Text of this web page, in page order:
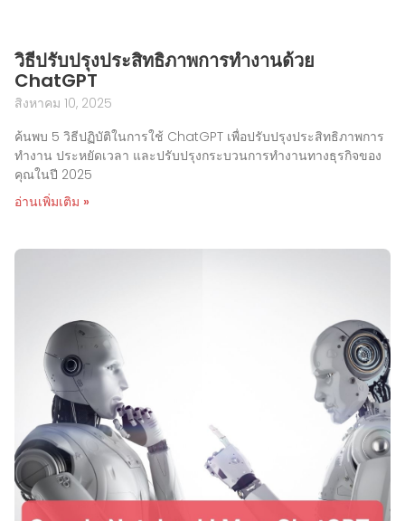
วิธีปรับปรุงประสิทธิภาพการทำงานด้วย
ChatGPT
สิงหาคม 10, 2025
ค้นพบ 5 วิธีปฏิบัติในการใช้ ChatGPT เพื่อปรับปรุงประสิทธิภาพการ
ทำงาน ประหยัดเวลา และปรับปรุงกระบวนการทำงานทางธุรกิจของ
คุณในปี 2025
อ่านเพิ่มเติม »